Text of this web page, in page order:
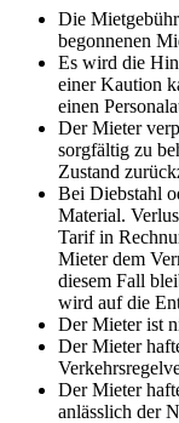
Die
begonnenen
Es wird die
einer Kaution
einen
Der Mieter
sorgfältig zu
Zustand
Bei Diebstahl
Material.
Tarif in
Mieter dem
diesem Fall
wird auf die
Der Mieter ist
Der Mieter
Der Mieter
anlässlich der